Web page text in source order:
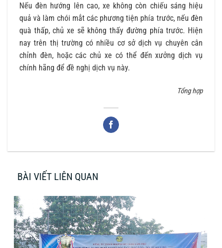
Nếu đèn hướng lên cao, xe không còn chiếu sáng hiệu
quả và làm chói mắt các phương tiện phía trước, nếu đèn
quà thấp, chủ xe sẽ không thấy đường phía trước. Hiện
nay trên thị trường có nhiều cơ sở dịch vụ chuyên cân
chỉnh đèn, hoặc các chủ xe có thể đến xưởng dịch vụ
chính hãng để đề nghị dịch vụ này.
Tổng hợp
BÀI VIẾT LIÊN QUAN